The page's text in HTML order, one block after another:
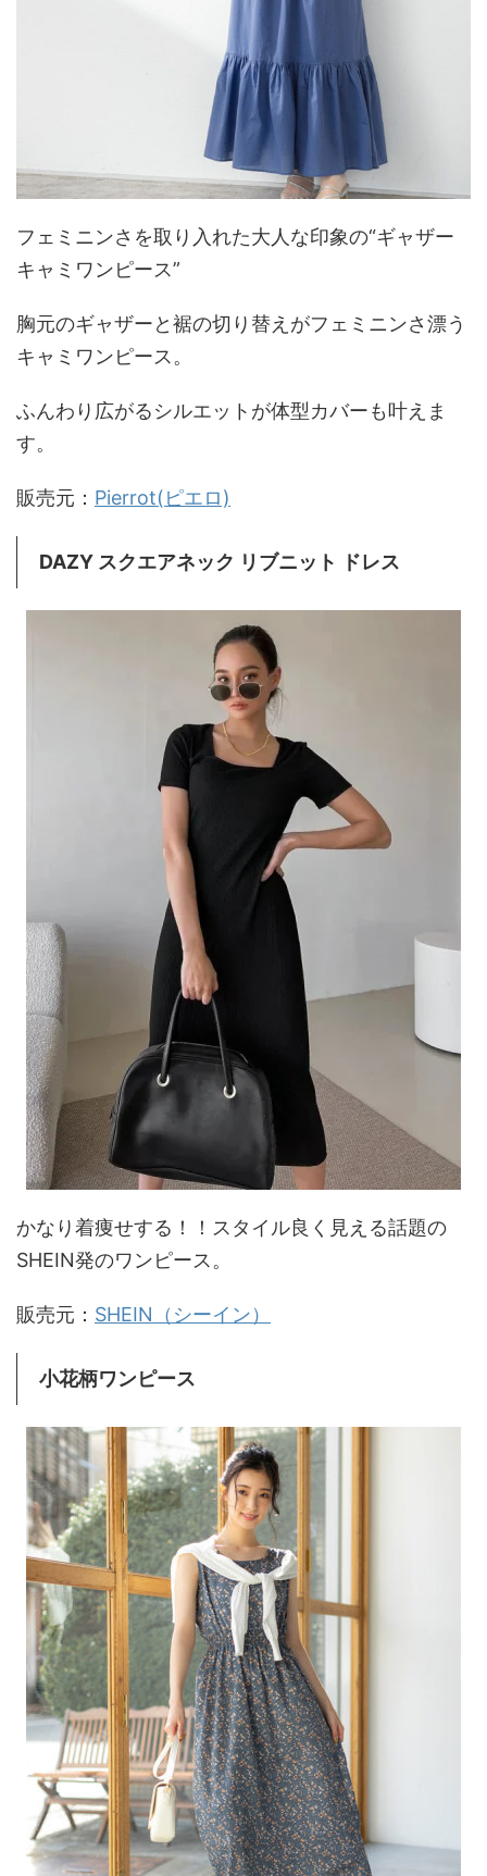
フェミニンさを取り入れた大人な印象の“ギャザー
キャミワンピース”
胸元のギャザーと裾の切り替えがフェミニンさ漂う
キャミワンピース。
ふんわり広がるシルエットが体型カバーも叶えま
す。
販売元： Pierrot(ピエロ)
DAZY スクエアネック リブニット ドレス
かなり着痩せする！！スタイル良く見える話題の
SHEIN発のワンピース。
販売元： SHEIN（シーイン）
小花柄ワンピース